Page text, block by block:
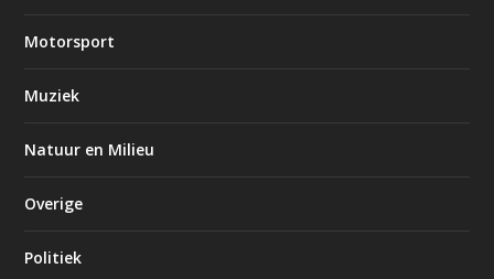
Motorsport
Muziek
Natuur en Milieu
Overige
Politiek